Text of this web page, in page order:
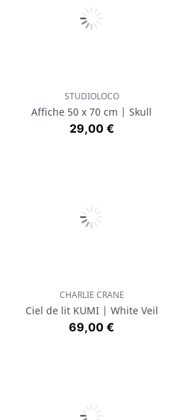
STUDIOLOCO
Affiche 50 x 70 cm | Skull
Prix
29,00 €
CHARLIE CRANE
Ciel de lit KUMI | White Veil
Prix
69,00 €